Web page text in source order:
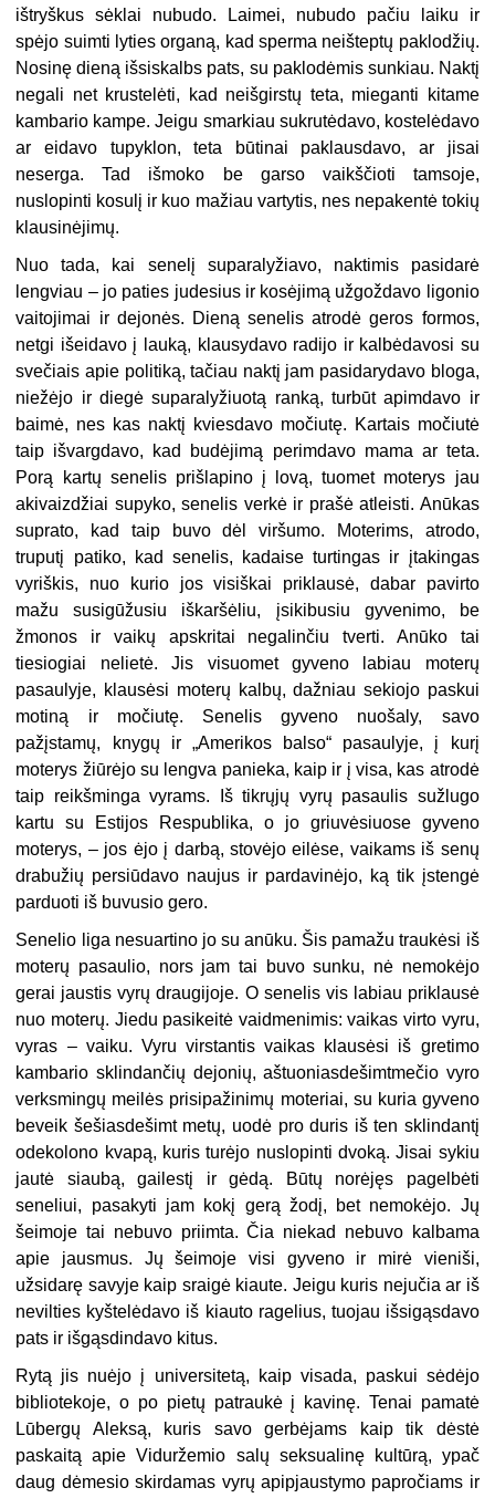
ištryškus sėklai nubudo. Laimei, nubudo pačiu laiku ir
spėjo suimti lyties organą, kad sperma neišteptų paklodžių.
Nosinę dieną išsiskalbs pats, su paklodėmis sunkiau. Naktį
negali net krustelėti, kad neišgirstų teta, mieganti kitame
kambario kampe. Jeigu smarkiau sukrutėdavo, kostelėdavo
ar eidavo tupyklon, teta būtinai paklausdavo, ar jisai
neserga. Tad išmoko be garso vaikščioti tamsoje,
nuslopinti kosulį ir kuo mažiau vartytis, nes nepakentė tokių
klausinėjimų.
Nuo tada, kai senelį suparalyžiavo, naktimis pasidarė
lengviau – jo paties judesius ir kosėjimą užgoždavo ligonio
vaitojimai ir dejonės. Dieną senelis atrodė geros formos,
netgi išeidavo į lauką, klausydavo radijo ir kalbėdavosi su
svečiais apie politiką, tačiau naktį jam pasidarydavo bloga,
niežėjo ir diegė suparalyžiuotą ranką, turbūt apimdavo ir
baimė, nes kas naktį kviesdavo močiutę. Kartais močiutė
taip išvargdavo, kad budėjimą perimdavo mama ar teta.
Porą kartų senelis prišlapino į lovą, tuomet moterys jau
akivaizdžiai supyko, senelis verkė ir prašė atleisti. Anūkas
suprato, kad taip buvo dėl viršumo. Moterims, atrodo,
truputį patiko, kad senelis, kadaise turtingas ir įtakingas
vyriškis, nuo kurio jos visiškai priklausė, dabar pavirto
mažu susigūžusiu iškaršėliu, įsikibusiu gyvenimo, be
žmonos ir vaikų apskritai negalinčiu tverti. Anūko tai
tiesiogiai nelietė. Jis visuomet gyveno labiau moterų
pasaulyje, klausėsi moterų kalbų, dažniau sekiojo paskui
motiną ir močiutę. Senelis gyveno nuošaly, savo
pažįstamų, knygų ir „Amerikos balso“ pasaulyje, į kurį
moterys žiūrėjo su lengva panieka, kaip ir į visa, kas atrodė
taip reikšminga vyrams. Iš tikrųjų vyrų pasaulis sužlugo
kartu su Estijos Respublika, o jo griuvėsiuose gyveno
moterys, – jos ėjo į darbą, stovėjo eilėse, vaikams iš senų
drabužių persiūdavo naujus ir pardavinėjo, ką tik įstengė
parduoti iš buvusio gero.
Senelio liga nesuartino jo su anūku. Šis pamažu traukėsi iš
moterų pasaulio, nors jam tai buvo sunku, nė nemokėjo
gerai jaustis vyrų draugijoje. O senelis vis labiau priklausė
nuo moterų. Jiedu pasikeitė vaidmenimis: vaikas virto vyru,
vyras – vaiku. Vyru virstantis vaikas klausėsi iš gretimo
kambario sklindančių dejonių, aštuoniasdešimtmečio vyro
verksmingų meilės prisipažinimų moteriai, su kuria gyveno
beveik šešiasdešimt metų, uodė pro duris iš ten sklindantį
odekolono kvapą, kuris turėjo nuslopinti dvoką. Jisai sykiu
jautė siaubą, gailestį ir gėdą. Būtų norėjęs pagelbėti
seneliui, pasakyti jam kokį gerą žodį, bet nemokėjo. Jų
šeimoje tai nebuvo priimta. Čia niekad nebuvo kalbama
apie jausmus. Jų šeimoje visi gyveno ir mirė vieniši,
užsidarę savyje kaip sraigė kiaute. Jeigu kuris nejučia ar iš
nevilties kyštelėdavo iš kiauto ragelius, tuojau išsigąsdavo
pats ir išgąsdindavo kitus.
Rytą jis nuėjo į universitetą, kaip visada, paskui sėdėjo
bibliotekoje, o po pietų patraukė į kavinę. Tenai pamatė
Lūbergų Aleksą, kuris savo gerbėjams kaip tik dėstė
paskaitą apie Viduržemio salų seksualinę kultūrą, ypač
daug dėmesio skirdamas vyrų apipjaustymo papročiams ir